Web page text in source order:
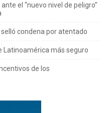
el “nuevo nivel de peligro”
condena por atentado
Latinoamérica más seguro
de los